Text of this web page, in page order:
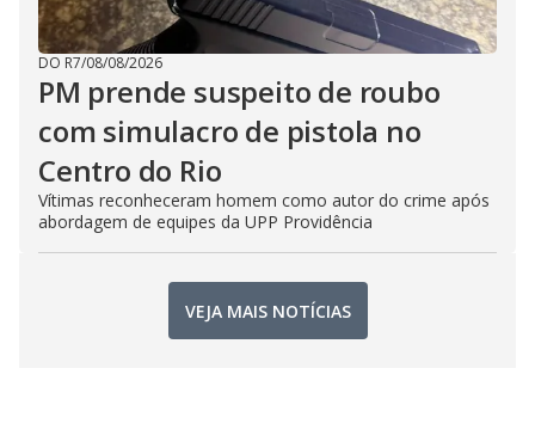
DO R7/08/08/2026
PM prende suspeito de roubo
com simulacro de pistola no
Centro do Rio
Vítimas reconheceram homem como autor do crime após
abordagem de equipes da UPP Providência
VEJA MAIS NOTÍCIAS